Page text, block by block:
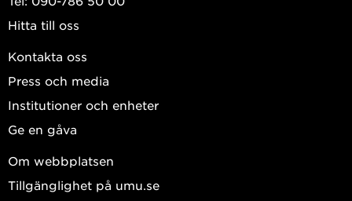
Hitta till oss
Kontakta oss
Press och media
Institutioner och enheter
Ge en gåva
Om webbplatsen
Tillgänglighet på umu.se